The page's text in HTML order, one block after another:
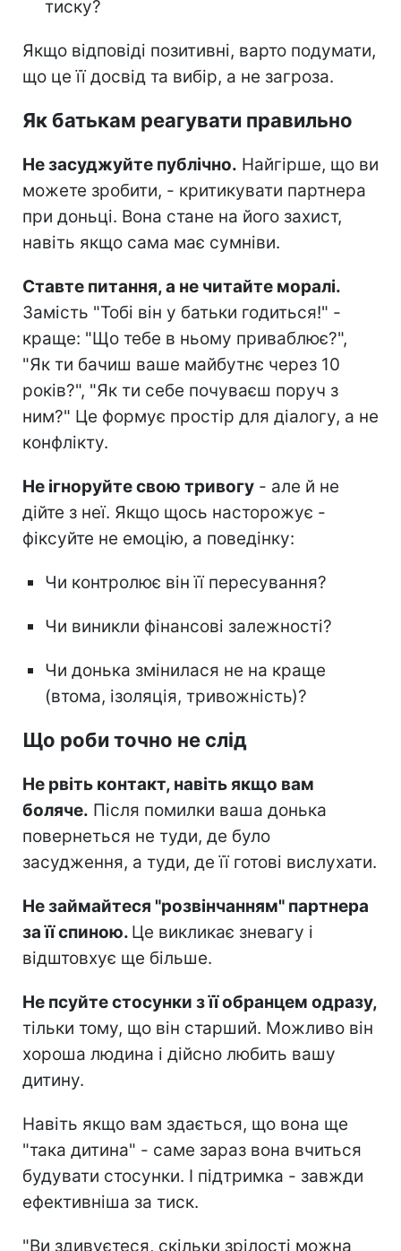
тиску?
Якщо відповіді позитивні, варто подумати,
що це її досвід та вибір, а не загроза.
Як батькам реагувати правильно
Не засуджуйте публічно. Найгірше, що ви
можете зробити, - критикувати партнера
при доньці. Вона стане на його захист,
навіть якщо сама має сумніви.
Ставте питання, а не читайте моралі.
Замість "Тобі він у батьки годиться!" -
краще: "Що тебе в ньому приваблює?",
"Як ти бачиш ваше майбутнє через 10
років?", "Як ти себе почуваєш поруч з
ним?" Це формує простір для діалогу, а не
конфлікту.
Не ігноруйте свою тривогу - але й не
дійте з неї. Якщо щось насторожує -
фіксуйте не емоцію, а поведінку:
Чи контролює він її пересування?
Чи виникли фінансові залежності?
Чи донька змінилася не на краще
(втома, ізоляція, тривожність)?
Що роби точно не слід
Не рвіть контакт, навіть якщо вам
боляче. Після помилки ваша донька
повернеться не туди, де було
засудження, а туди, де її готові вислухати.
Не займайтеся "розвінчанням" партнера
за її спиною. Це викликає зневагу і
відштовхує ще більше.
Не псуйте стосунки з її обранцем одразу,
тільки тому, що він старший. Можливо він
хороша людина і дійсно любить вашу
дитину.
Навіть якщо вам здається, що вона ще
"така дитина" - саме зараз вона вчиться
будувати стосунки. І підтримка - завжди
ефективніша за тиск.
"Ви здивуєтеся, скільки зрілості можна